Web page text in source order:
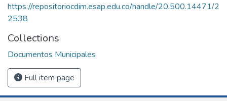
https://repositoriocdim.esap.edu.co/handle/20.500.14471/2
2538
Collections
Documentos Municipales
Full item page